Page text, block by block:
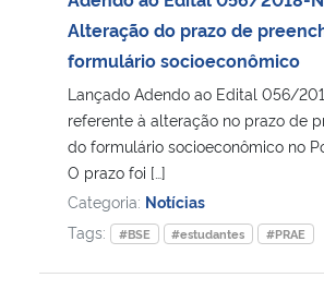
Alteração do prazo de
formulário socioeconômico
Lançado Adendo ao Edital 056/
referente à alteração no prazo de
do formulário socioeconômico no
O prazo foi […]
Categoria: Notícias
Tags:
#BSE #estudantes #PRAE